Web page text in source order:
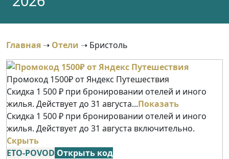
Главная ➝ Отели ➝ Бристоль
Промокод 1500₽ от Яндекс Путешествия
Скидка 1 500 ₽ при бронировании отелей и иного
жилья. Действует до 31 августа...Показать
Скидка 1 500 ₽ при бронировании отелей и иного
жилья. Действует до 31 августа включительно.
Скрыть
ETO-POVOD Открыть код